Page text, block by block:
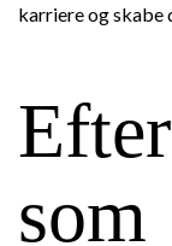
karriere og skabe
som